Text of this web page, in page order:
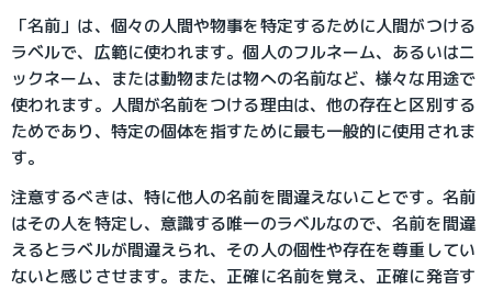
「名前」は、個々の人間や物事を特定するために人間がつける
ラベルで、広範に使われます。個人のフルネーム、あるいはニ
ックネーム、または動物または物への名前など、様々な用途で
使われます。人間が名前をつける理由は、他の存在と区別する
ためであり、特定の個体を指すために最も一般的に使用されま
す。
注意するべきは、特に他人の名前を間違えないことです。名前
はその人を特定し、意識する唯一のラベルなので、名前を間違
えるとラベルが間違えられ、その人の個性や存在を尊重してい
ないと感じさせます。また、正確に名前を覚え、正確に発音す